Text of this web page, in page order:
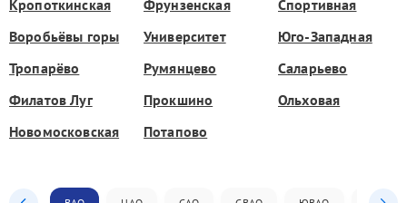
Кропоткинская Фрунзенская
Спортивная
Воробьёвы горы
Университет
Юго-Западная
Тропарёво
Румянцево
Саларьево
Филатов Луг
Прокшино
Ольховая
Новомосковская
Потапово